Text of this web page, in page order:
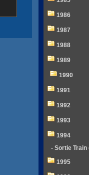
1986
1987
1988
1989
1990
1991
1992
1993
1994
- Sortie Train
1995